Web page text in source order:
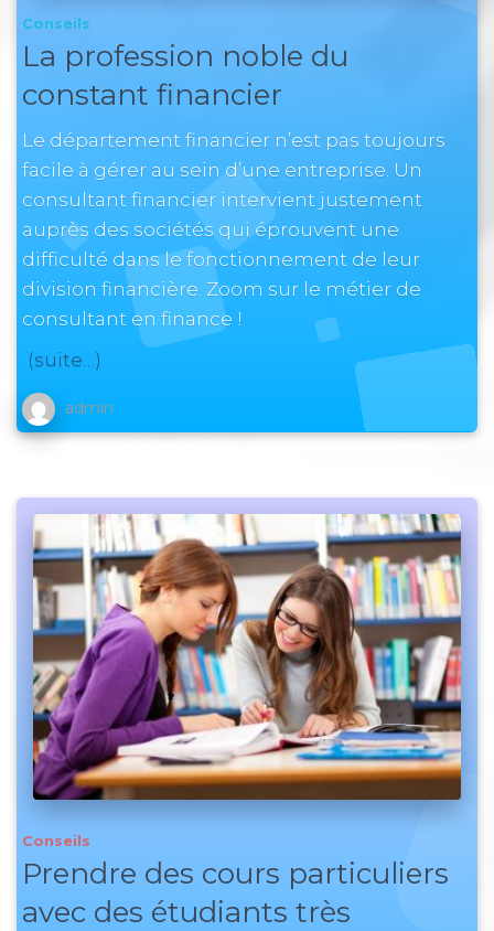
Conseils
La profession noble du
constant financier
Le département financier n’est pas toujours
facile à gérer au sein d’une entreprise. Un
consultant financier intervient justement
auprès des sociétés qui éprouvent une
difficulté dans le fonctionnement de leur
division financière. Zoom sur le métier de
consultant en finance !
(suite…)
admin
Conseils
Prendre des cours particuliers
avec des étudiants très